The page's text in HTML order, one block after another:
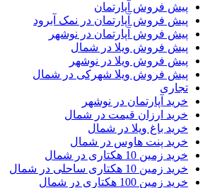
پیش فروش آپارتمان
پیش فروش آپارتمان در نمک آبرود
پیش فروش آپارتمان در نوشهر
پیش فروش ویلا در شمال
پیش فروش ویلا در نوشهر
پیش فروش ویلا شهرکی در شمال
تجاری
خرید آپارتمان در نوشهر
خرید ارزان قیمت در شمال
خرید باغ ویلا در شمال
خرید پنت هاوس در شمال
خرید زمین 10 هکتاری در شمال
خرید زمین 10 هکتاری ساحلی در شمال
خرید زمین 100 هکتاری در شمال